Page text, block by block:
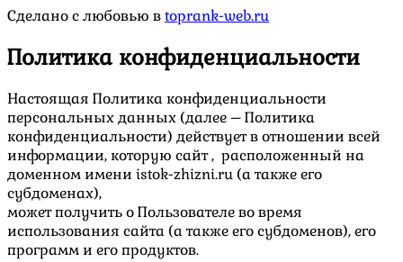
Сделано с любовью вtoprank-web.ru
Политика конфиденциальности
Настоящая Политика конфиденциальности
персональных данных (далее – Политика
конфиденциальности) действует в отношении всей
информации, которую сайт , расположенный на
доменном имени istok-zhizni.ru (а также его
субдоменах),
может получить о Пользователе во время
использования сайта (а также его субдоменов), его
программ и его продуктов.